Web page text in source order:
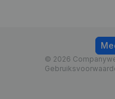
© 2026